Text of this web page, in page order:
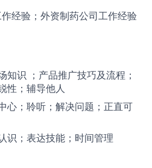
经验；外资制药公司工作经验
知识 ；产品推广技巧及流程；
性；辅导他人
心；聆听；解决问题；正直可
识；表达技能；时间管理